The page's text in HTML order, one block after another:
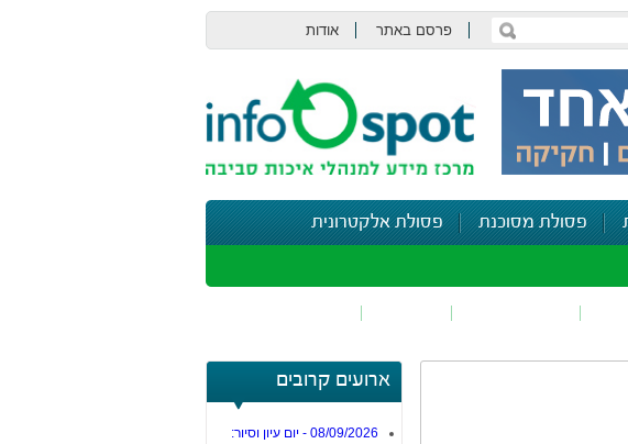
פרסם באתר אודות
פסולת מסוכנת פסולת אלקטרונית
ארועים קרובים
08/09/2026 - יום עיון וסיור: